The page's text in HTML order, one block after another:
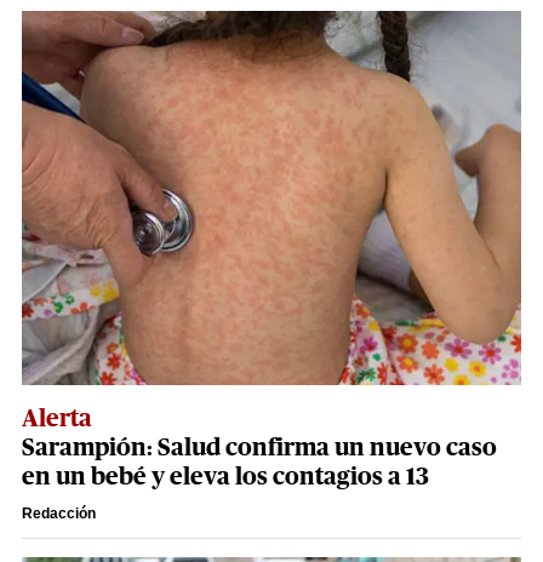
Alerta
Sarampión: Salud confirma un nuevo caso
en un bebé y eleva los contagios a 13
Redacción